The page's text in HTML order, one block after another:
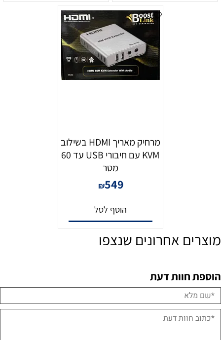
מרחיק מאריך HDMI בשילוב
KVM עם חיבורי USB עד 60
מטר
₪549
הוסף לסל
מוצרים אחרונים שנצפו
הוספת חוות דעת